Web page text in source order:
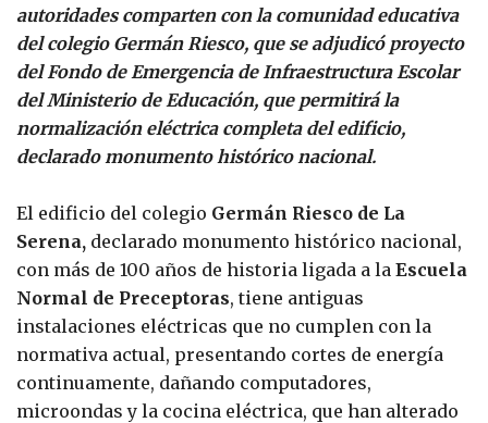
autoridades comparten con la comunidad educativa
del colegio Germán Riesco, que se adjudicó proyecto
del Fondo de Emergencia de Infraestructura Escolar
del Ministerio de Educación, que permitirá la
normalización eléctrica completa del edificio,
declarado monumento histórico nacional.
El edificio del colegio Germán Riesco de La
Serena, declarado monumento histórico nacional,
con más de 100 años de historia ligada a la Escuela
Normal de Preceptoras, tiene antiguas
instalaciones eléctricas que no cumplen con la
normativa actual, presentando cortes de energía
continuamente, dañando computadores,
microondas y la cocina eléctrica, que han alterado